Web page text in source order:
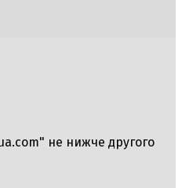
не нижче другого